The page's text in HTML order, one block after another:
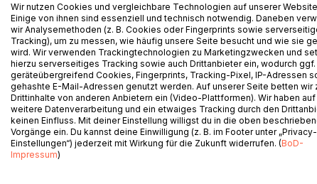
25 Kapitel, dem Hassenswerten und tatsächlich
WEITERE TITEL BEI
Wir nutzen Cookies und vergleichbare Technologien auf unserer
Einige von ihnen sind essenziell und technisch notwendig. Daneben
wir Analysemethoden (z. B. Cookies oder Fingerprints sowie
Tracking), um zu messen, wie häufig unsere Seite besucht und wie sie
wird. Wir verwenden Trackingtechnologien zu Marketingzwecken und
hierzu serverseitiges Tracking sowie auch Drittanbieter ein, wodurch ggf.
geräteübergreifend Cookies, Fingerprints, Tracking-Pixel, IP-Adressen
gehashte E-Mail-Adressen genutzt werden. Auf unserer Seite betten wir
Drittinhalte von anderen Anbietern ein (Video-Plattformen). Wir haben
weitere Datenverarbeitung und ein etwaiges Tracking durch den
keinen Einfluss. Mit deiner Einstellung willigst du in die oben
Vorgänge ein. Du kannst deine Einwilligung (z. B. im Footer unter „Privacy-
Einstellungen“) jederzeit mit Wirkung für die Zukunft widerrufen. (BoD-
Impressum)